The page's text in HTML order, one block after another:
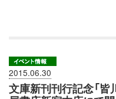
2015.06.30
文庫新刊刊行記念「皆